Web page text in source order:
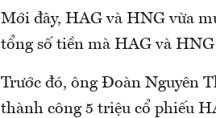
Mới đây, HAG và HNG vừa
tổng số tiền mà HAG và
Trước đó, ông Đoàn Nguyên
thành công 5 triệu cổ phiếu